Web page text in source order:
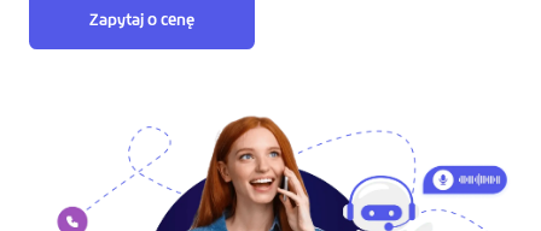
Zapytaj o cenę